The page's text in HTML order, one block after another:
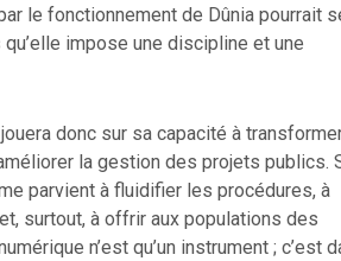
le fonctionnement de Dûnia pourrait
impose une discipline et une
donc sur sa capacité à
la gestion des projets publics.
parvient à fluidifier les procédures, à
surtout, à offrir aux populations des
n’est qu’un instrument ; c’est